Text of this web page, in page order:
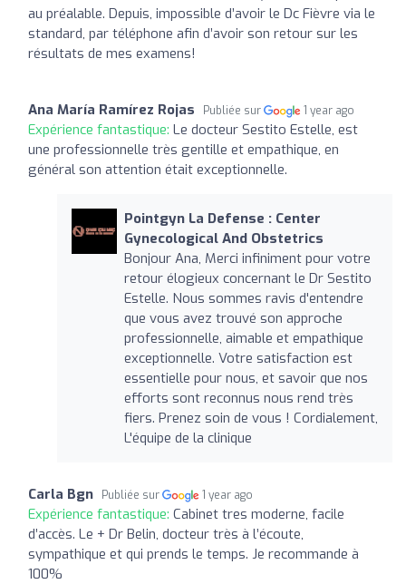
au préalable. Depuis, impossible d’avoir le Dc Fièvre via le
standard, par téléphone afin d’avoir son retour sur les
résultats de mes examens!
Ana María Ramírez Rojas Publiée sur 1 year ago
Expérience fantastique: Le docteur Sestito Estelle, est
une professionnelle très gentille et empathique, en
général son attention était exceptionnelle.
Pointgyn La Defense : Center
Gynecological And Obstetrics
Bonjour Ana, Merci infiniment pour votre
retour élogieux concernant le Dr Sestito
Estelle. Nous sommes ravis d'entendre
que vous avez trouvé son approche
professionnelle, aimable et empathique
exceptionnelle. Votre satisfaction est
essentielle pour nous, et savoir que nos
efforts sont reconnus nous rend très
fiers. Prenez soin de vous ! Cordialement,
L'équipe de la clinique
Carla Bgn Publiée sur 1 year ago
Expérience fantastique: Cabinet tres moderne, facile
d’accès. Le + Dr Belin, docteur très à l’écoute,
sympathique et qui prends le temps. Je recommande à
100%